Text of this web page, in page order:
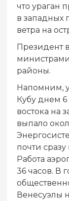
что ураган
в западных
ветра на
Президент
районы.
Напомним,
Кубу днем
востока на
выпало
почти
Работа
36 часов. В
Венесуэлы